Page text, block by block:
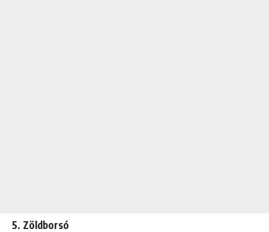
5. Zöldborsó